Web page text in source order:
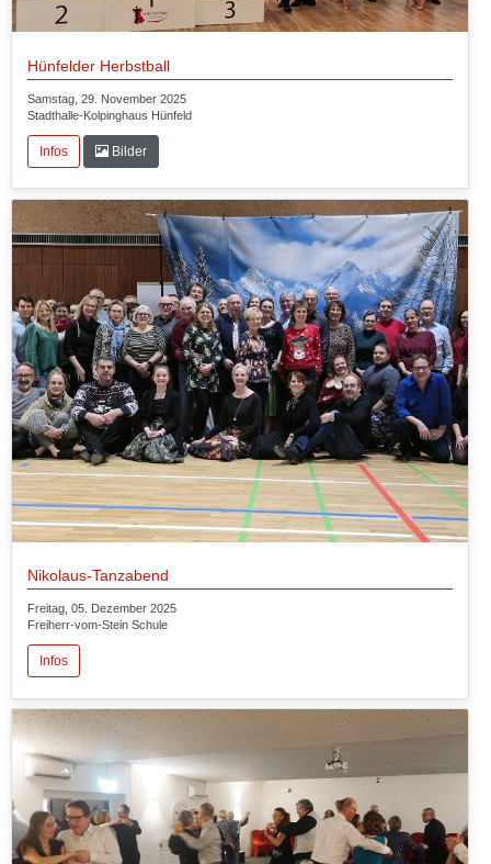
Hünfelder Herbstball
Samstag, 29. November 2025
Stadthalle-Kolpinghaus Hünfeld
Infos Bilder
Nikolaus-Tanzabend
Freitag, 05. Dezember 2025
Freiherr-vom-Stein Schule
Infos